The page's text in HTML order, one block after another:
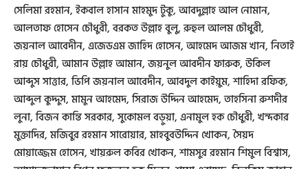
সেলিমা রহমান, ইকবাল হাসান মাহমুদ টুকু, আবদুল্লাহ আল নোমান,
আলতাফ হোসেন চৌধুরী, বরকত উল্লাহ বুলু, রুহুল আলম চৌধুরী,
জয়নাল আবেদীন, এজেডএম জাহিদ হোসেন, আহমেদ আজম খান, নিতাই
রায় চৌধুরী, আমান উল্লাহ আমান, জয়নুল আবদীন ফারুক, উকিল
আব্দুস সাত্তার, ভিপি জয়নাল আবেদীন, আবদুল কাইয়ুম, শাহিদা রফিক,
আব্দুল কুদ্দুস, মামুন আহমেদ, সিরাজ উদ্দিন আহমেদ, তাহসিনা রুশদীর
লুনা, বিজন কান্তি সরকার, সুকোমল বড়ুয়া, এনামুল হক চৌধুরী, খন্দকার
মুক্তাদির, মজিবুর রহমান সারোয়ার, মাহবুবউদ্দিন খোকন, সৈয়দ
মোয়াজ্জেম হোসেন, খায়রুল কবির খোকন, শামসুর রহমান শিমুল বিশ্বাস,